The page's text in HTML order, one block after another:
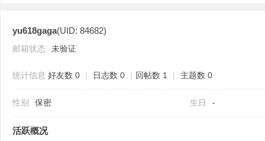
yu618gaga(UID: 84682)
邮箱状态 未验证
统计信息 好友数 0 | 日志数 0 | 回帖数 1 | 主题数 0
性别 保密 生日 -
活跃概况